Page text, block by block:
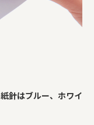
針はブルー、ホワイ